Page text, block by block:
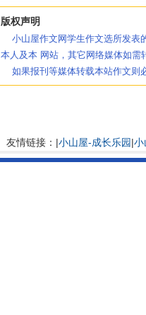
版权声明
小山屋作文网学生作文选所发表
本人及本 网站，其它网络媒体如需
如果报刊等媒体转载本站作文则
友情链接：|小山屋-成长乐园|小